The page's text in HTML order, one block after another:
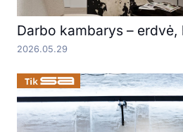
Darbo kambarys –
2026.05.29